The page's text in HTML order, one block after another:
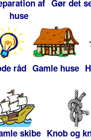
af
huse
Gør det
råd Gamle huse
skibe Knob og